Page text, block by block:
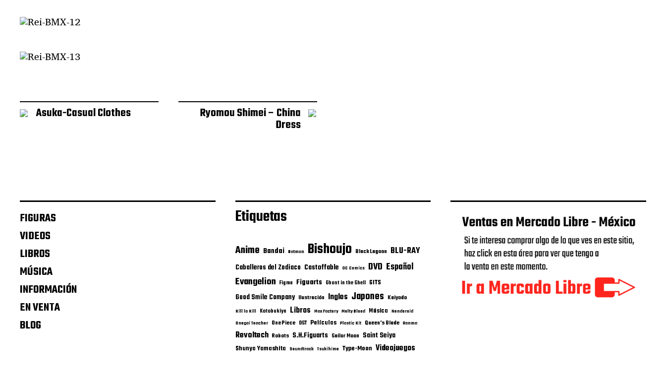
Asuka-Casual Clothes Ryomou Shimei – China
Dress
FIGURAS
VIDEOS
LIBROS
MÚSICA
INFORMACIÓN
EN VENTA
BLOG
Etiquetas
Anime Bandai Batman Bishoujo Black Lagoon BLU-RAY
Caballeros del Zodiaco Castoffable DC Comics DVD Español
Evangelion Figma Figuarts Ghost in the Shell GITS
Good Smile Company Ilustración Ingles Japones Kaiyodo
Kill la Kill Kotobukiya Libros Max Factory Melty Blood Música Nendoroid
Onegai Teacher One Piece OST Películas Plastic Kit Queen's Blade Ranma
Revoltech Robots S.H.Figuarts Sailor Moon Saint Seiya
Shunya Yamashita Soundtrack Tsukihime Type-Moon Videojuegos